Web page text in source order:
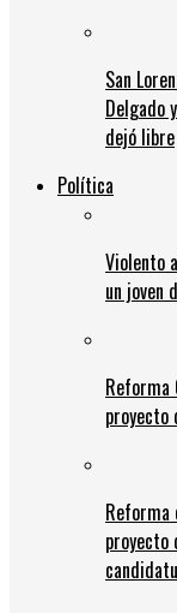
San
Delgado
dejó libre
Política
Violento
un joven
Reforma
proyecto
Reforma
proyecto